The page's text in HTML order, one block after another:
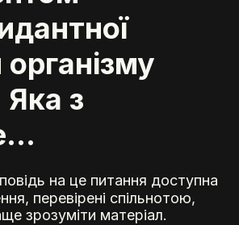
з
на це питання доступна
перевірені спільнотою,
зрозуміти матеріал.